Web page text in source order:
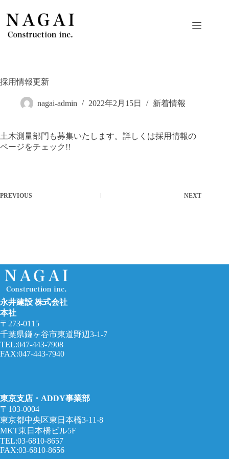
content
採用情報更新
nagai-admin 2022年2月15日 新着情報
土木測量部門も募集いたします。詳しくは採用情報の
ページをチェック!!
PREVIOUS NEXT
永井建設 株式会社
本社
〒273-0115
千葉県鎌ヶ谷市東道野辺3-1-7
TEL:047-443-7908
FAX:047-443-7940
東京支店・ADDY事業部
〒103-0004
東京都中央区東日本橋3-11-8
MKT東日本橋ビル5F
TEL:03-6810-8657
FAX:03-6810-8656